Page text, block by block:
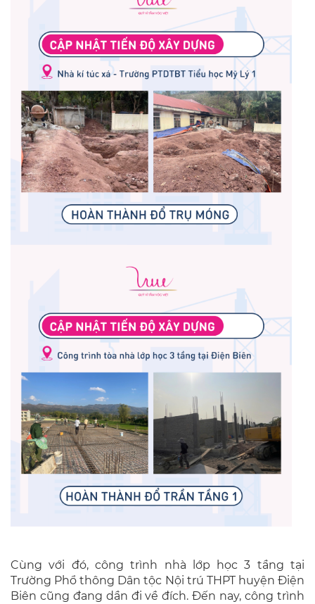
Cùng với đó, công trình nhà lớp học 3 tầng tại
Trường Phổ thông Dân tộc Nội trú THPT huyện Điện
Biên cũng đang dần đi về đích. Đến nay, công trình